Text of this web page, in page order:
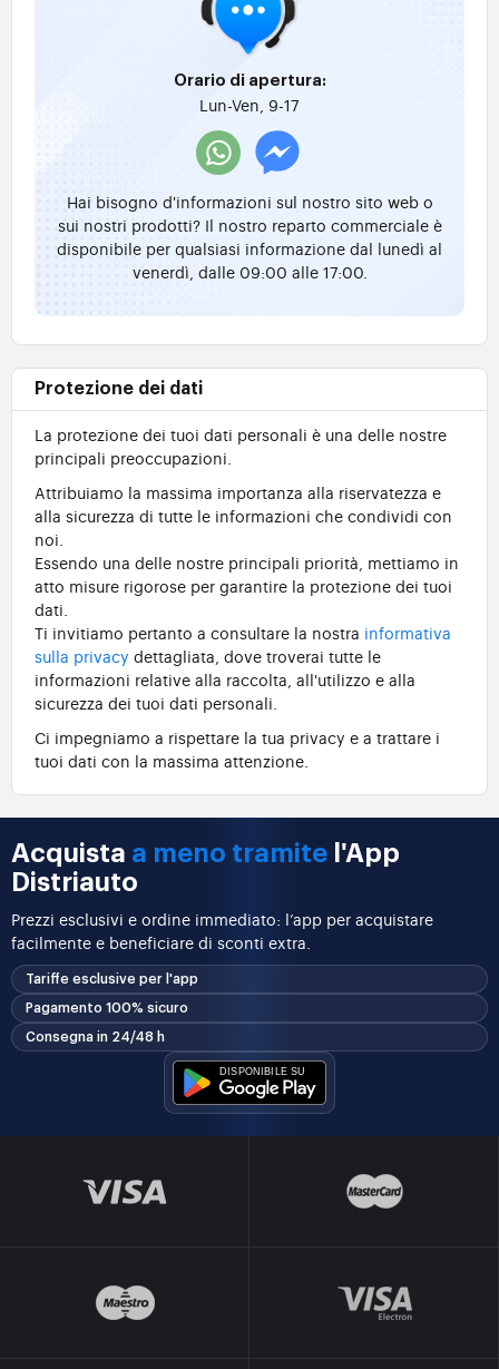
Orario di apertura:
Lun-Ven, 9-17
Hai bisogno d'informazioni sul nostro sito web o
sui nostri prodotti? Il nostro reparto commerciale è
disponibile per qualsiasi informazione dal lunedì al
venerdì, dalle 09:00 alle 17:00.
Protezione dei dati
La protezione dei tuoi dati personali è una delle nostre
principali preoccupazioni.
Attribuiamo la massima importanza alla riservatezza e
alla sicurezza di tutte le informazioni che condividi con
noi.
Essendo una delle nostre principali priorità, mettiamo in
atto misure rigorose per garantire la protezione dei tuoi
dati.
Ti invitiamo pertanto a consultare la nostra informativa
sulla privacy dettagliata, dove troverai tutte le
informazioni relative alla raccolta, all'utilizzo e alla
sicurezza dei tuoi dati personali.
Ci impegniamo a rispettare la tua privacy e a trattare i
tuoi dati con la massima attenzione.
Acquista a meno tramite l'App
Distriauto
Prezzi esclusivi e ordine immediato: l’app per acquistare
facilmente e beneficiare di sconti extra.
Tariffe esclusive per l'app
Pagamento 100% sicuro
Consegna in 24/48 h